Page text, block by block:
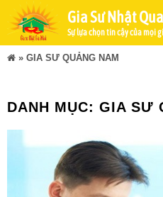
Gia Sư Nhật
Sự lựa chọn tin cậy của mọi
» GIA SƯ QUẢNG NAM
DANH MỤC: GIA SƯ